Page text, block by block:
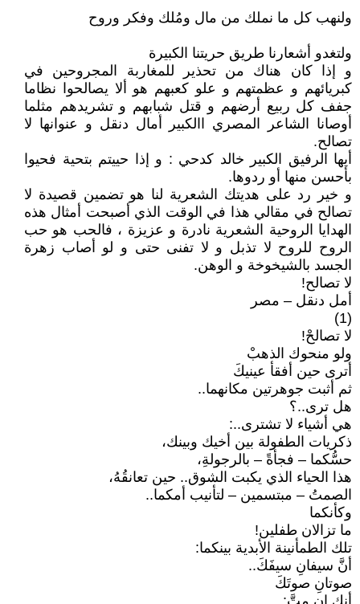
ولنهب كل ما نملك من مال ومُلك وفكر وروح
ولتغدو أشعارنا طريق حريتنا الكبيرة
و إذا كان هناك من تحذير للمغاربة المجروحين في
كبريائهم و عظمتهم و علو كعبهم هو ألا يصالحوا نظاما
جفف كل ربيع أرضهم و قتل شبابهم و تشريدهم مثلما
أوصانا الشاعر المصري االكبير أمال دنقل و عنوانها لا
تصالح.
أيها الرفيق الكبير خالد كدحي : و إذا حييتم بتحية فحيوا
بأحسن منها أو ردوها.
و خير رد على هديتك الشعرية لنا هو تضمين قصيدة لا
تصالح في مقالي هذا في الوقت الذي أصبحت أمثال هذه
الهدايا الروحية الشعرية نادرة و عزيزة ، فالحب هو حب
الروح للروح لا تذبل و لا تفنى حتى و لو أصاب زهرة
الجسد بالشيخوخة و الوهن.
لا تصالح!
أمل دنقل – مصر
(1)
لا تصالحْ!
ولو منحوك الذهبْ
أترى حين أفقأ عينيكَ
ثم أثبت جوهرتين مكانهما..
هل ترى..؟
هي أشياء لا تشترى..:
ذكريات الطفولة بين أخيك وبينك،
حسُّكما – فجأةً – بالرجولةِ،
هذا الحياء الذي يكبت الشوق.. حين تعانقُهُ،
الصمتُ – مبتسمين – لتأنيب أمكما..
وكأنكما
ما تزالان طفلين!
تلك الطمأنينة الأبدية بينكما:
أنَّ سيفانِ سيفَكَ..
صوتانِ صوتَكَ